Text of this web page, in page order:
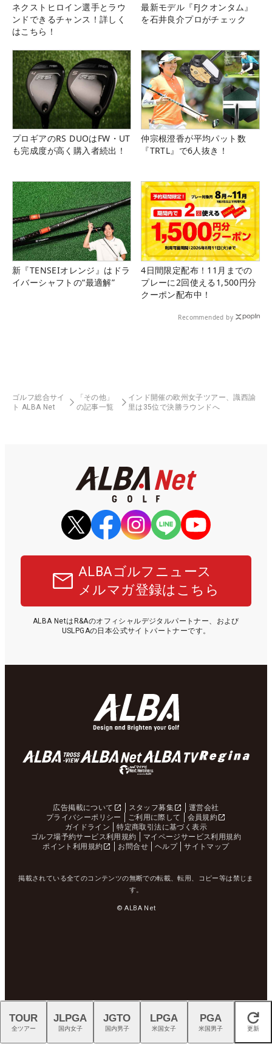
ネクストヒロイン選手とラウ
ンドできるチャンス！詳しく
はこちら！
最新モデル『FJクオンタム』
を石井良介プロがチェック
プロギアのRS DUOはFW・UT
も完成度が高く購入者続出！
仲宗根澄香が平均パット数
『TRTL』で6人抜き！
新『TENSEIオレンジ』はドラ
イバーシャフトの“最適解”
4日間限定配布！11月までの
プレーに2回使える1,500円分
クーポン配布中！
Recommended by
ゴルフ総合サイ
ト ALBA Net
「その他」
の記事一覧
インド開催の欧州女子ツアー、識西諭
里は35位で決勝ラウンドへ
ALBAゴルフニュース
メルマガ登録はこちら
ALBA NetはR&Aのオフィシャルデジタルパートナー、および
USLPGAの日本公式サイトパートナーです。
広告掲載について スタッフ募集
運営会社
プライバシーポリシー
ご利用に際して
会員規約
ガイドライン
特定商取引法に基づく表示
ゴルフ場予約サービス利用規約
マイページサービス利用規約
ポイント利用規約
お問合せ ヘルプ サイトマップ
掲載されている全てのコンテンツの無断での転載、転用、コピー等は禁じま
す。
© ALBA Net
閉じる
TOUR
全ツアー
JLPGA
国内女子
JGTO
国内男子
LPGA
米国女子
PGA
米国男子 更新